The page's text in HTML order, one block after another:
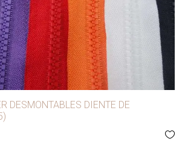
DESMONTABLES DIENTE DE